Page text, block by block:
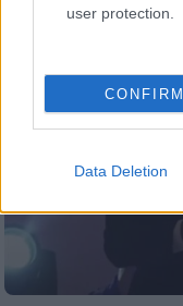
user protection.
CONFIRM
Data Deletion